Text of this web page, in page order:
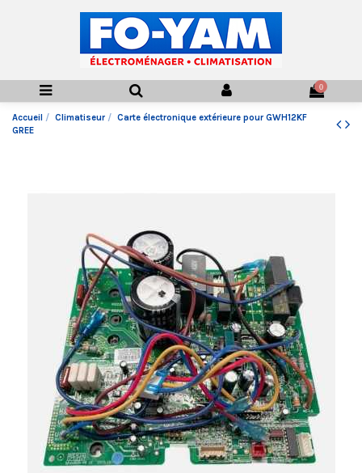
0
Accueil Climatiseur
Carte électronique extérieure pour GWH12KF
GREE